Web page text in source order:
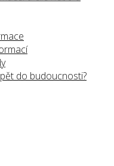
do budoucnosti?